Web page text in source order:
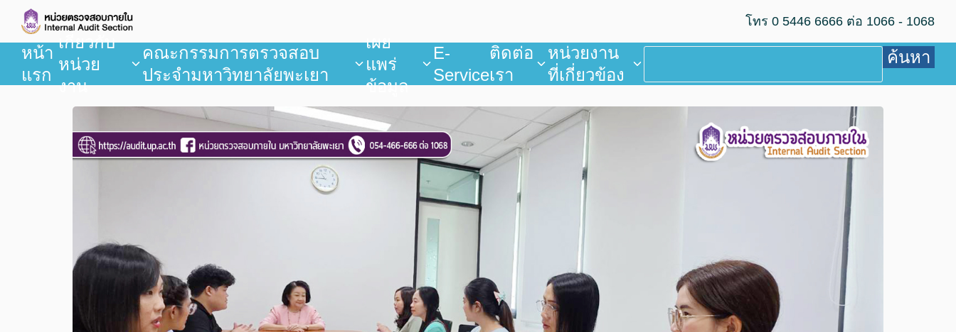
โทร 0 5446 6666 ต่อ 1066 - 1068
หน้า
แรก
เกี่ยวกับ
หน่วย
งาน
คณะกรรมการตรวจสอบ
ประจำมหาวิทยาลัยพะเยา
เผย
แพร่
ข้อมูล
E-
Service
ติดต่อ
เรา
หน่วยงาน
ที่เกี่ยวข้อง
ค้นหา